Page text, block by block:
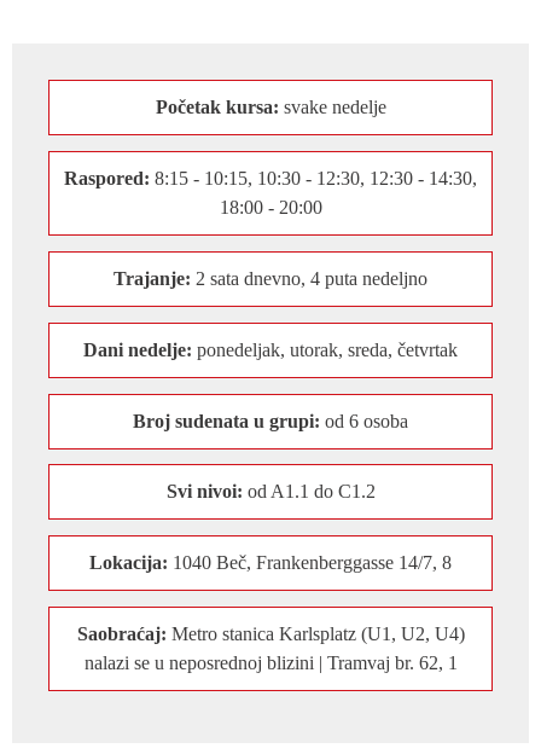
Početak kursa: svake nedelje
Raspored: 8:15 - 10:15, 10:30 - 12:30, 12:30 - 14:30,
18:00 - 20:00
Trajanje: 2 sata dnevno, 4 puta nedeljno
Dani nedelje: ponedeljak, utorak, sreda, četvrtak
Broj sudenata u grupi: od 6 osoba
Svi nivoi: od A1.1 do C1.2
Lokacija: 1040 Beč, Frankenberggasse 14/7, 8
Saobraćaj: Metro stanica Karlsplatz (U1, U2, U4)
nalazi se u neposrednoj blizini | Tramvaj br. 62, 1